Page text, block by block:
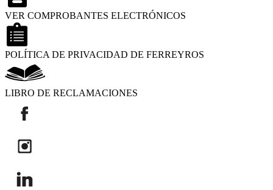
VER COMPROBANTES ELECTRÓNICOS
POLÍTICA DE PRIVACIDAD DE FERREYROS
LIBRO DE RECLAMACIONES